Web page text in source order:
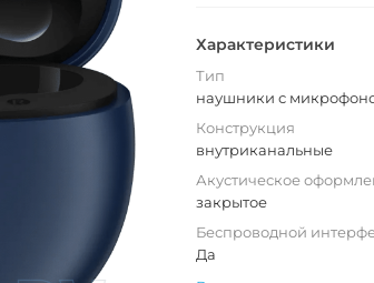
Характеристики
Тип
наушники с
Конструкция
внутриканальные
Акустическое
закрытое
Беспроводной
Да